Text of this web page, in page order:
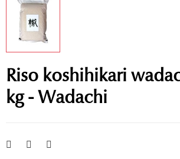
Riso koshihikari
kg - Wadachi